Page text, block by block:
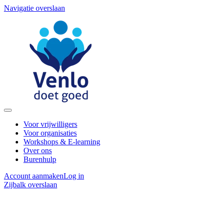
Navigatie overslaan
Voor vrijwilligers
Voor organisaties
Workshops & E-learning
Over ons
Burenhulp
Account aanmakenLog in
Zijbalk overslaan